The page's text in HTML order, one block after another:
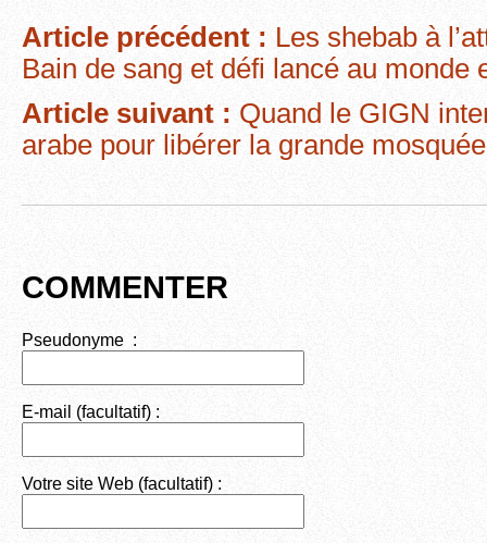
e
b
o
o
k
er
di
t
g
er
Article précédent : Les shebab à
Bain de sang et défi lancé au monde
Article suivant : Quand le GIGN
arabe pour libérer la grande
COMMENTER
Pseudonyme :
E-mail (facultatif) :
Votre site Web (facultatif) :